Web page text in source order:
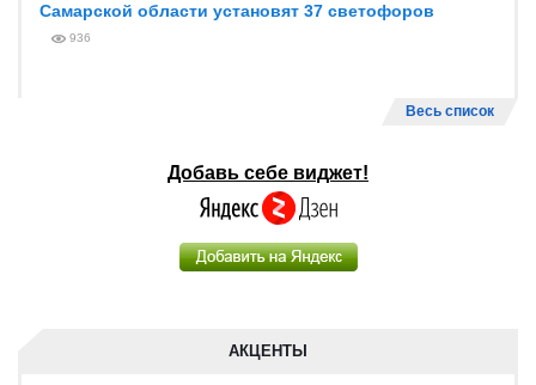
Самарской области установят 37 светофоров
936
Весь список
Добавь себе виджет!
АКЦЕНТЫ